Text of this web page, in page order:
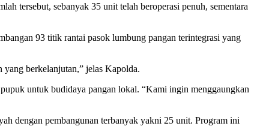
tersebut, sebanyak 35 unit telah beroperasi penuh, sementara
93 titik rantai pasok lumbung pangan terintegrasi yang
yang berkelanjutan,” jelas Kapolda.
untuk budidaya pangan lokal. “Kami ingin menggaungkan
dengan pembangunan terbanyak yakni 25 unit. Program ini